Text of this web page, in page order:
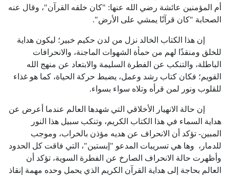
أم المؤمنين عائشة رضي الله عنها: "كان خلقه القرآن"، وقال عنه
الصحابة "كان قرآنًا يمشي على الأرض".
إن هذا الكتاب الخالد نزل من لدن حكيم خبير؛ ليكون هداية
للخلق ومنقذًا لهم من حمأة الشهوات الماجنة، والانحرافات
الباطلة، والتنكب عن الفطرة السليمة والابتعاد عن منهج الله
القويم؛ فكان كتاب رشد وعمل، يضبط حركة الحياة، كما هو غذاء
للقلوب ونور لمن قرأه وتلاه سواء بسواء.
إن حالة الانهيار الأخلاقي التي شهدها العالم عندما أعرض عن
هداية السماء في هذا الكتاب الكريم، وتنكب سبيل هذا النور
المبين- تؤكد أن الانحراف عن هديه مؤذن بالخراب، وموجب
للدمار، وها هي تسريبات المدعو "إبستين"، التي فاقت كل الحدود
وأظهرت حالة الانحراف الصارخ عن الفطرة السوية، تؤكد أن
العالم بحاجة إلى هداية القرآن الكريم الذي يحمل وحده مهمة إنقاذ